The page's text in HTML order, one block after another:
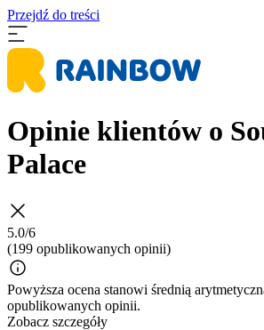
Przejdź do treści
Opinie klientów o
Palace
5.0/6
(199 opublikowanych opinii)
Powyższa ocena stanowi średnią
opublikowanych opinii.
Zobacz szczegóły